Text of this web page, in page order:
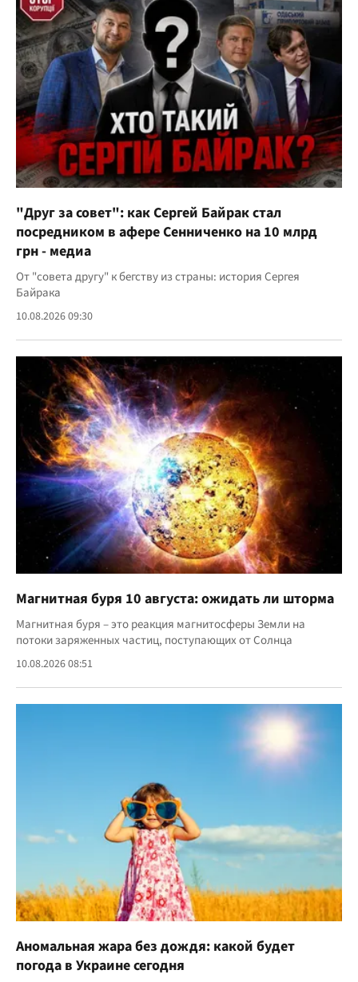
"Друг за совет": как Сергей Байрак стал
посредником в афере Сенниченко на 10 млрд
грн - медиа
От "совета другу" к бегству из страны: история Сергея
Байрака
10.08.2026 09:30
Магнитная буря 10 августа: ожидать ли шторма
Магнитная буря – это реакция магнитосферы Земли на
потоки заряженных частиц, поступающих от Солнца
10.08.2026 08:51
Аномальная жара без дождя: какой будет
погода в Украине сегодня